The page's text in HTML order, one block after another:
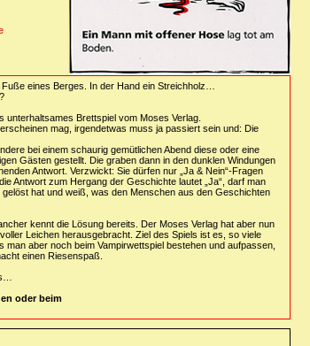
eines Berges. In der Hand ein Streichholz…
unterhaltsames Brettspiel vom Moses Verlag.
mag, irgendetwas muss ja passiert sein und: Die
bei einem schaurig gemütlichen Abend diese oder eine
Gästen gestellt. Die graben dann in den dunklen Windungen
Antwort. Verzwickt: Sie dürfen nur „Ja & Nein“-Fragen
Antwort zum Hergang der Geschichte lautet „Ja“, darf man
hat und weiß, was den Menschen aus den Geschichten
kennt die Lösung bereits. Der Moses Verlag hat aber nun
Leichen herausgebracht. Ziel des Spiels ist es, so viele
aber noch beim Vampirwettspiel bestehen und aufpassen,
einen Riesenspaß.
oder beim